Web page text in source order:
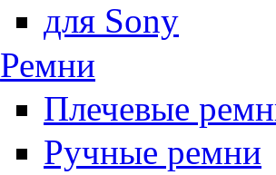
для Sony
Ремни
Плечевые
Ручные ремни